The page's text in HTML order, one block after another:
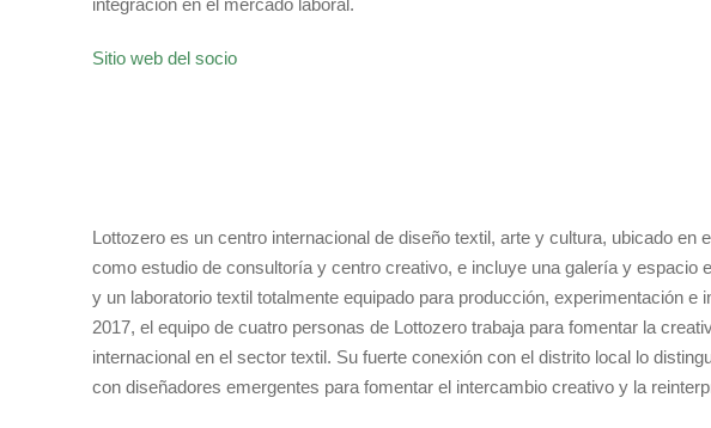
integración en el mercado laboral.
Sitio web del socio
Lottozero es un centro internacional de diseño textil, arte y cultura, ubicado en
como estudio de consultoría y centro creativo, e incluye una galería y espacio
y un laboratorio textil totalmente equipado para producción, experimentación e
2017, el equipo de cuatro personas de Lottozero trabaja para fomentar la
internacional en el sector textil. Su fuerte conexión con el distrito local lo
con diseñadores emergentes para fomentar el intercambio creativo y la